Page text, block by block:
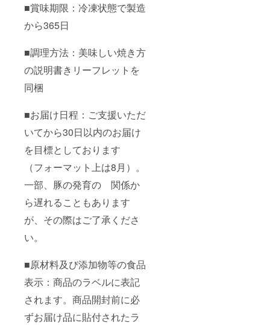
■賞味期限：冷凍状態で製造
から365日
■調理方法：美味しい焼き方
の説明書きリーフレットを
同梱
■お届け日程：ご支援いただ
いてから30日以内のお届け
を目標としております
（フォーマット上は8月）。
一部、豚の発育の 関係か
ら遅れることもあります
が、その際はご了承くださ
い。
■原材料及び添加物等の食品
表示：商品のラベルに表記
されます。商品開封前に必
ずお届け品に貼付されたラ